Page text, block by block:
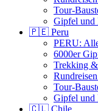
Tour-
Gipfel und
🇵🇪 Peru
PERU:
6000er
Trekking
Tour-
Gipfel und
🇨🇱 Chile